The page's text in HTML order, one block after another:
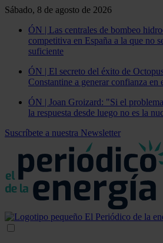
Sábado, 8 de agosto de 2026
ÓN | Las centrales de bombeo
competitiva en España a la que no
suficiente
ÓN | El secreto del éxito de
Constantine a generar confianza en
ÓN | Joan Groizard: "Si el
la respuesta desde luego no es la
Suscríbete a nuestra Newsletter